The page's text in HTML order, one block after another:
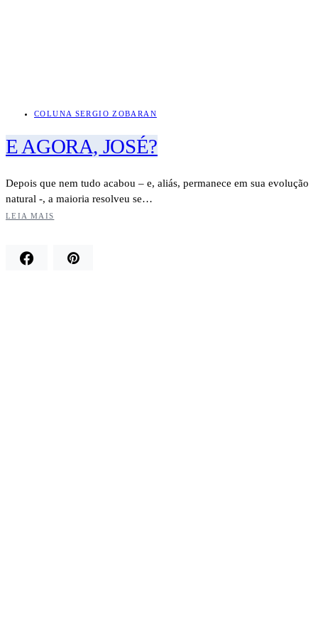
COLUNA SERGIO ZOBARAN
E AGORA, JOSÉ?
Depois que nem tudo acabou – e, aliás, permanece em sua evolução
natural -, a maioria resolveu se…
LEIA MAIS